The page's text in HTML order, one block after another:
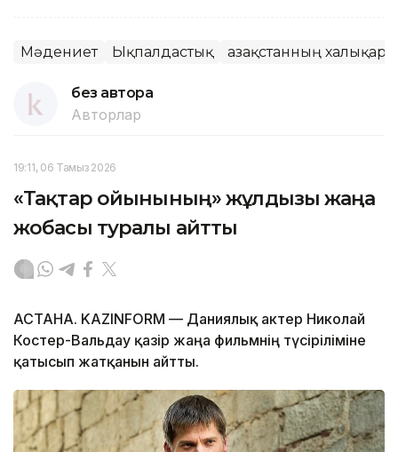
Мәдениет Ықпалдастық Қазақстанның
без автора
Авторлар
19:11, 06 Тамыз 2026
«Тақтар ойынының» жұлдызы жаңа
жобасы туралы айтты
АСТАНА. KAZINFORM — Даниялық актер Николай
Костер-Вальдау қазір жаңа фильмнің түсіріліміне
қатысып жатқанын айтты.